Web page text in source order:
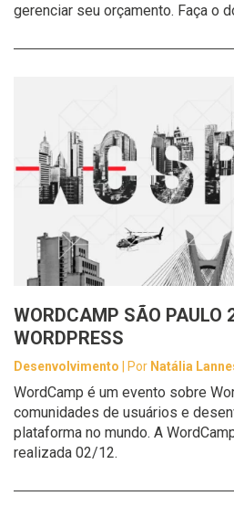
gerenciar seu orçamento. Faça o
WORDCAMP SÃO PAULO
WORDPRESS
Desenvolvimento | Por Natália
WordCamp é um evento sobre
comunidades de usuários e
plataforma no mundo. A
realizada 02/12.